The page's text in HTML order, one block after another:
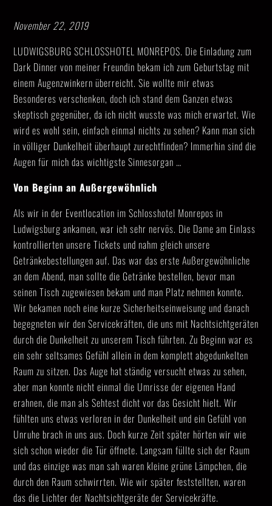
November 22, 2019
LUDWIGSBURG SCHLOSSHOTEL MONREPOS. Die Einladung zum
Dark Dinner von meiner Freundin bekam ich zum Geburtstag mit
einem Augenzwinkern überreicht. Sie wollte mir etwas
Besonderes verschenken, doch ich stand dem Ganzen etwas
skeptisch gegenüber, da ich nicht wusste was mich erwartet. Wie
wird es wohl sein, einfach einmal nichts zu sehen? Kann man sich
in völliger Dunkelheit überhaupt zurechtfinden? Immerhin sind die
Augen für mich das wichtigste Sinnesorgan …
Von Beginn an Außergewöhnlich
Als wir in der Eventlocation im Schlosshotel Monrepos in
Ludwigsburg ankamen, war ich sehr nervös. Die Dame am Einlass
kontrollierten unsere Tickets und nahm gleich unsere
Getränkebestellungen auf. Das war das erste Außergewöhnliche
an dem Abend, man sollte die Getränke bestellen, bevor man
seinen Tisch zugewiesen bekam und man Platz nehmen konnte.
Wir bekamen noch eine kurze Sicherheitseinweisung und danach
begegneten wir den Servicekräften, die uns mit Nachtsichtgeräten
durch die Dunkelheit zu unserem Tisch führten. Zu Beginn war es
ein sehr seltsames Gefühl allein in dem komplett abgedunkelten
Raum zu sitzen. Das Auge hat ständig versucht etwas zu sehen,
aber man konnte nicht einmal die Umrisse der eigenen Hand
erahnen, die man als Sehtest dicht vor das Gesicht hielt. Wir
fühlten uns etwas verloren in der Dunkelheit und ein Gefühl von
Unruhe brach in uns aus. Doch kurze Zeit später hörten wir wie
sich schon wieder die Tür öffnete. Langsam füllte sich der Raum
und das einzige was man sah waren kleine grüne Lämpchen, die
durch den Raum schwirrten. Wie wir später feststellten, waren
das die Lichter der Nachtsichtgeräte der Servicekräfte.